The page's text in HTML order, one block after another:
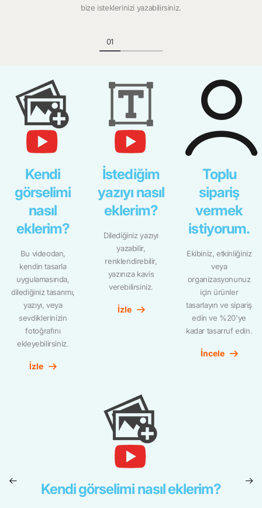
bize isteklerinizi yazabilirsiniz.
Kendi
görselimi
nasıl
eklerim?
Bu videodan,
kendin tasarla
uygulamasında,
dilediğiniz tasarımı,
yazıyı, veya
sevdiklerinizin
fotoğrafını
ekleyebilirsiniz.
İzle
İstediğim
yazıyı nasıl
eklerim?
Dilediğiniz yazıyı
yazabilir,
renklendirebilir,
yazınıza kavis
verebilirsiniz.
İzle
Toplu
sipariş
vermek
istiyorum.
Ekibiniz, etkinliğiniz
veya
organizasyonunuz
için ürünler
tasarlayın ve sipariş
edin ve %20'ye
kadar tasarruf edin.
İncele
Kendi görselimi nasıl eklerim?